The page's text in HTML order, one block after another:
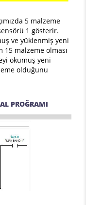
5 malzeme
1 gösterir.
ve yüklenmiş yeni
malzeme olması
okumuş yeni
olduğunu
PROĞRAMI